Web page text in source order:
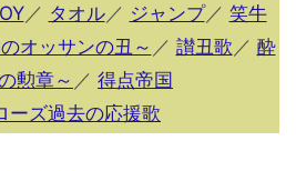
／ タオル／ ジャンプ／ 笑牛
オッサンの丑～ ／ 讃丑歌 ／ 酔
勲章～ ／ 得点帝国
ーズ過去の応援歌